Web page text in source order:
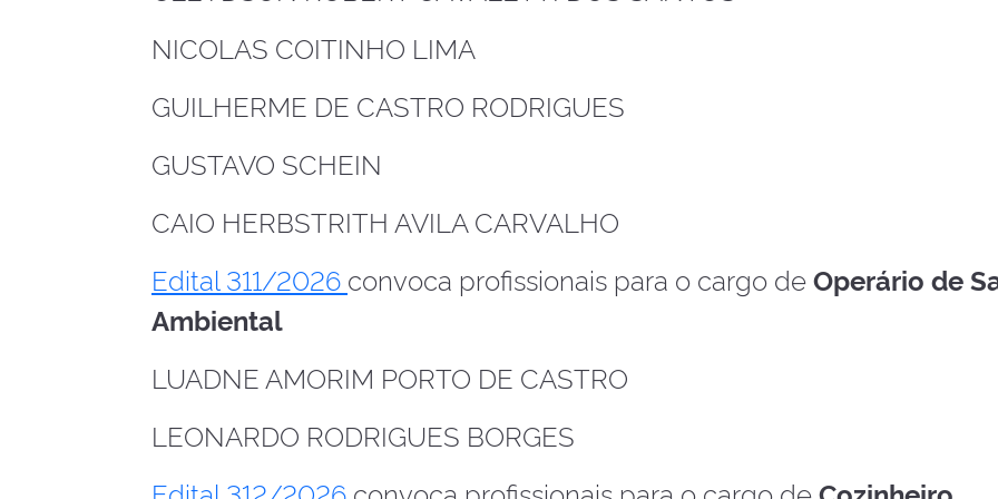
NICOLAS COITINHO LIMA
GUILHERME DE CASTRO RODRIGUES
GUSTAVO SCHEIN
CAIO HERBSTRITH AVILA CARVALHO
Edital 311/2026 convoca profissionais para o cargo deOperário de
Ambiental
LUADNE AMORIM PORTO DE CASTRO
LEONARDO RODRIGUES BORGES